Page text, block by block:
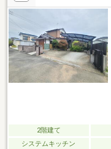
2階建て
システムキッチン